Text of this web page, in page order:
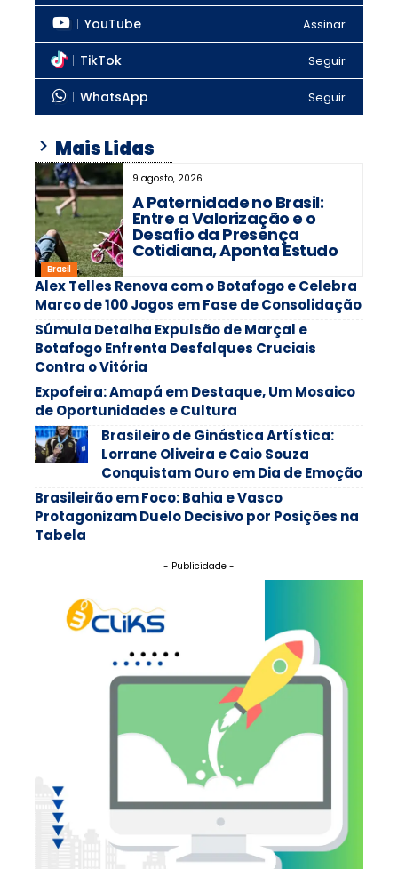
YouTube Assinar
TikTok Seguir
WhatsApp Seguir
Mais Lidas
9 agosto, 2026
A Paternidade no Brasil:
Entre a Valorização e o
Desafio da Presença
Cotidiana, Aponta Estudo
Brasil
Alex Telles Renova com o Botafogo e Celebra
Marco de 100 Jogos em Fase de Consolidação
Súmula Detalha Expulsão de Marçal e
Botafogo Enfrenta Desfalques Cruciais
Contra o Vitória
Expofeira: Amapá em Destaque, Um Mosaico
de Oportunidades e Cultura
Brasileiro de Ginástica Artística:
Lorrane Oliveira e Caio Souza
Conquistam Ouro em Dia de Emoção
Brasileirão em Foco: Bahia e Vasco
Protagonizam Duelo Decisivo por Posições na
Tabela
- Publicidade -